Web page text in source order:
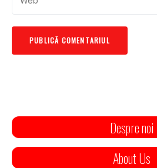
Despre noi
About Us